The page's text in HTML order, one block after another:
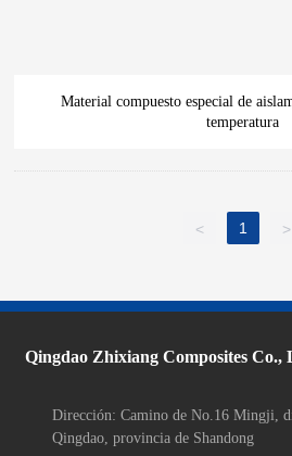
Material compuesto especial de
temperatura
< 1 >
Qingdao Zhixiang Composites Co.,
Dirección: Camino de No.16 Mingji,
Qingdao, provincia de Shandong